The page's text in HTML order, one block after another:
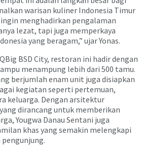
warisan kuliner Indonesia Timur
ingin menghadirkan pengalaman
lezat, tapi juga memperkaya
yang beragam,” ujar Yonas.
BSD City, restoran ini hadir dengan
menampung lebih dari 500 tamu.
berjumlah enam unit juga disiapkan
kegiatan seperti pertemuan,
keluarga. Dengan arsitektur
dirancang untuk memberikan
Yougwa Danau Sentani juga
khas yang semakin melengkapi